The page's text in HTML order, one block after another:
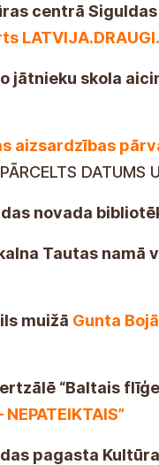
centrā
jātnieku skola
aizsardzības
DATUMS
novada
Tautas namā
muižā Gunta
“Baltais
pagasta